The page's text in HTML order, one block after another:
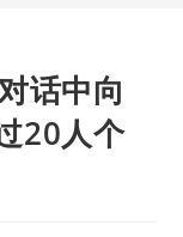
话中向
20人个